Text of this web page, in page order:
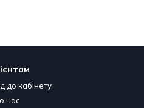
до кабінету
нас